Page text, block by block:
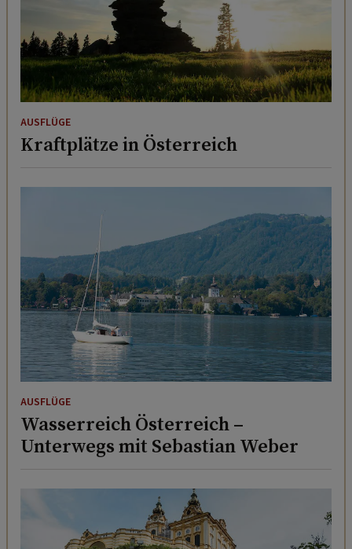
AUSFLÜGE
Kraftplätze in Österreich
AUSFLÜGE
Wasserreich Österreich –
Unterwegs mit Sebastian Weber